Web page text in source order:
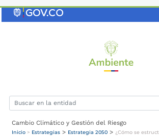
Cambio Climático y Gestión del Riesgo
Inicio > Estrategias > Estrategia 2050 > ¿Cómo se